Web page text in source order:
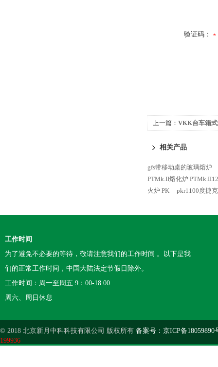
验证码：
上一篇： VKK台车箱
相关产品
gfs带移动桌的玻璃熔炉
PTMk.II熔化炉
火炉 PK
pkr1100度捷
工作时间
为了避免不必要的等待，敬请注意我们的工作时间 。以下是我
们的正常工作时间，中国大陆法定节假日除外。
工作时间：周一至周五 9：00-18:00
周六、周日休息
© 2018 北京新月中科科技有限公司 版权所有 备案号：京ICP备18059890
199936